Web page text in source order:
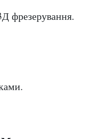
фрезерування.